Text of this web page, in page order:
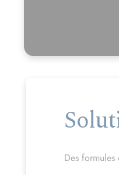
Des